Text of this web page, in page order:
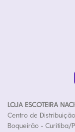
LOJA ESCOTEIRA
Centro de
Boqueirão - Curitiba/